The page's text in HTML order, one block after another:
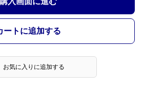
ートに追加する
お気に入りに追加する